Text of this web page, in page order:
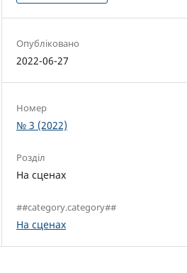
Опубліковано
2022-06-27
Номер
№ 3 (2022)
Розділ
На сценах
##category.category##
На сценах